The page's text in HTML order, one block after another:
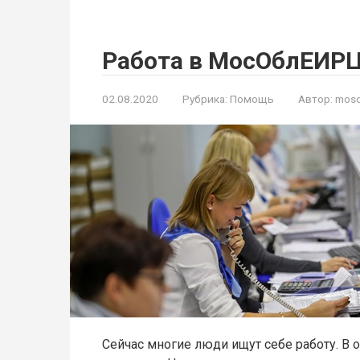
Работа в
02.08.2020 Рубрика: Помощь Автор:
Сейчас многие люди ищут себе работу. В